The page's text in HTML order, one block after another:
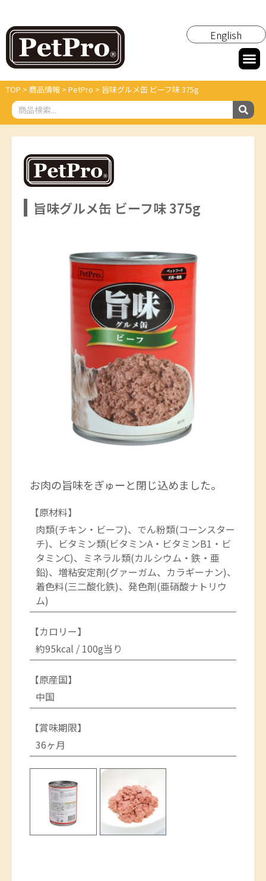
English
TOP > 商品情報 > PetPro > 旨味グルメ缶 ビーフ味 375g
旨味グルメ缶 ビーフ味 375g
お肉の旨味をぎゅーと閉じ込めました。
【原材料】
肉類(チキン・ビーフ)、でん粉類(コーンスター
チ)、ビタミン類(ビタミンA・ビタミンB1・ビ
タミンC)、ミネラル類(カルシウム・鉄・亜
鉛)、増粘安定剤(グァーガム、カラギーナン)、
着色料(三二酸化鉄)、発色剤(亜硝酸ナトリウ
ム)
【カロリー】
約95kcal / 100g当り
【原産国】
中国
【賞味期限】
36ヶ月